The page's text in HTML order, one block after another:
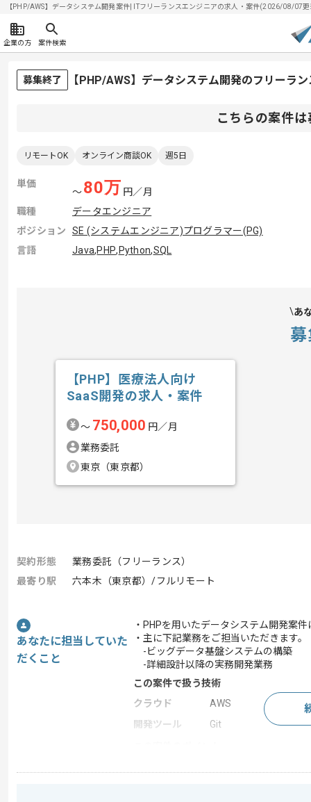
【PHP/AWS】データシステム開発案件| ITフリーランスエンジニアの求人・案件(2026/08/07
企業の方 案件検索
募集終了 【PHP/AWS】データシステム開発のフリーラ
こちらの案件
リモートOK オンライン商談OK 週5日
単価
〜80万 円／月
職種
データエンジニア
ポジション
SE (システムエンジニア)プログラマー(PG)
言語
Java,PHP, Python,SQL
あ
【PHP】医療法人向け
SaaS開発の求人・案件
〜 750,000 円／月
業務委託
東京（東京都）
契約形態
業務委託（フリーランス）
最寄り駅
六本木（東京都）/フルリモート
あなたに担当していた
だくこと
・PHPを用いたデータシステム開発案
・主に下記業務をご担当いただきます。
-ビッグデータ基盤システムの構築
-詳細設計以降の実務開発業務
この案件で扱う技術
クラウド
AWS
開発ツール
Git